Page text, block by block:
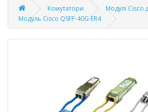
Комутатори
Модулі Cisco
Модуль Cisco QSFP-40G-ER4